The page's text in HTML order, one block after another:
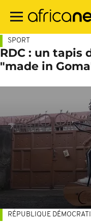
contenu
SPORT
RDC : un tapis
"made in
RÉPUBLIQUE